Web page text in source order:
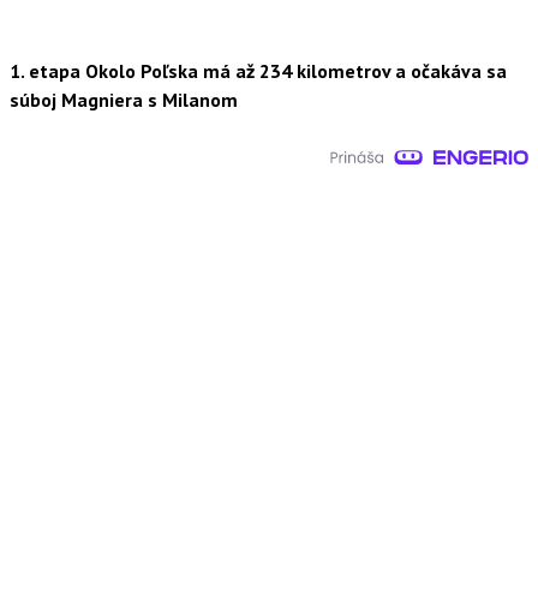
1. etapa Okolo Poľska má až 234 kilometrov a očakáva sa
súboj Magniera s Milanom